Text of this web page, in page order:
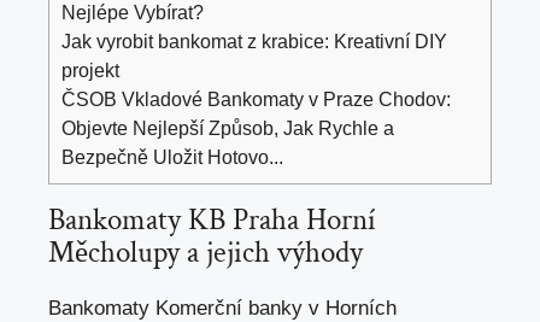
Nejlépe Vybírat?
Jak vyrobit bankomat z krabice: Kreativní DIY
projekt
ČSOB Vkladové Bankomaty v Praze Chodov:
Objevte Nejlepší Způsob, Jak Rychle a
Bezpečně Uložit Hotovo...
Bankomaty KB Praha Horní
Měcholupy a jejich výhody
Bankomaty Komerční banky v Horních